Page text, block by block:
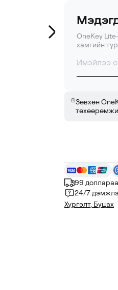
OneKey
хамгийн
Зөвхөн
99
24/7
Хүргэлт, Буцах